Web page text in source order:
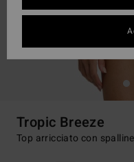
Tropic Breeze
Top arricciato con